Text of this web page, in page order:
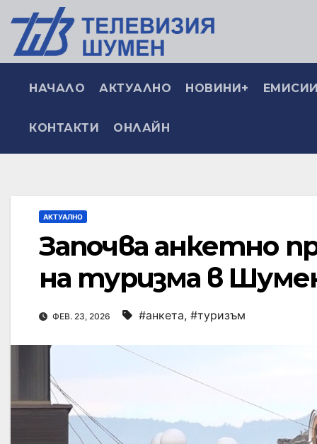
НАЧАЛО АКТУАЛНО НОВИНИ+
КОНТАКТИ ОНЛАЙН
АКТУАЛНО
Започва анкетно
на туризма в
ФЕВ. 23, 2026 #анкета, #туризъм